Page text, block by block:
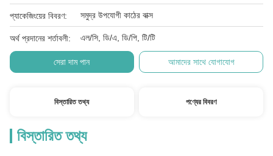
প্যাকেজিংয়ের বিবরণ: সমুদ্র উপযোগী কাঠের বাক্স
অর্থ প্রদানের শর্তাবলী: এল/সি, ডি/এ, ডি/পি, টি/টি
সেরা দাম পান আমাদের সাথে যোগাযোগ
বিস্তারিত তথ্য পণ্যের বিবরণ
বিস্তারিত তথ্য